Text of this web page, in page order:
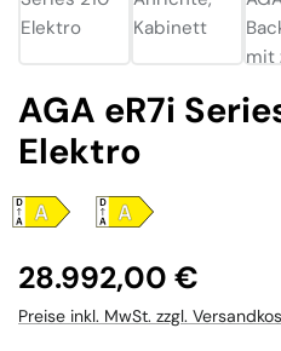
AGA eR7i
Elektro
Regulärer Preis:
28.992,00 €
Preise inkl. MwSt. zzgl.